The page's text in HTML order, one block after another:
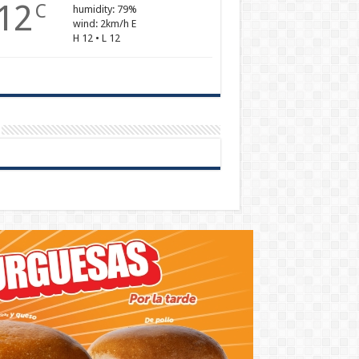
C
humidity: 79%
wind: 2km/h E
H 12 • L 12